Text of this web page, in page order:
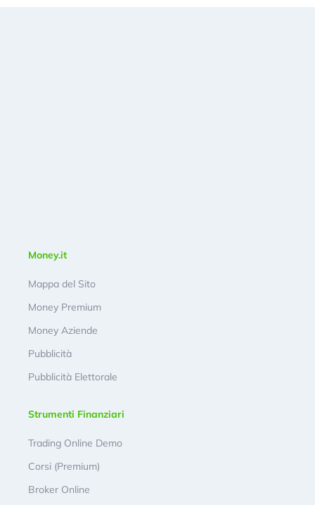
Money.it
Mappa del Sito
Money Premium
Money Aziende
Pubblicità
Pubblicità Elettorale
Strumenti Finanziari
Trading Online Demo
Corsi (Premium)
Broker Online